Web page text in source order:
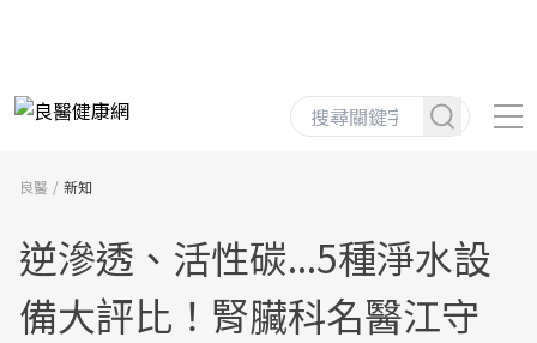
良醫 新知
逆滲透、活性碳...5種淨水設
備大評比！腎臟科名醫江守